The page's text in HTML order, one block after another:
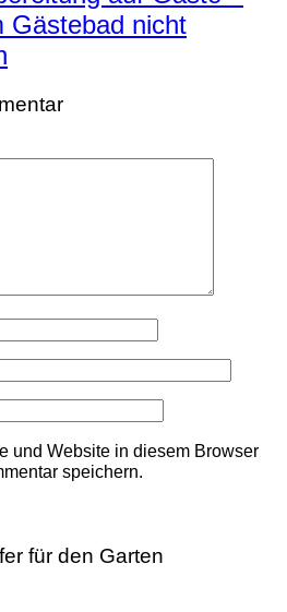
Gästebad nicht
und Website in diesem Browser
speichern.
für den Garten